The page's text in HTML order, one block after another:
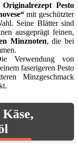
Originalrezept Pesto
mit geschützter
Seine Blätter sind
ausgeprägt feinen,
Minznoten, die bei
Verwendung von
faserigeren Pesto
Minzgeschmack